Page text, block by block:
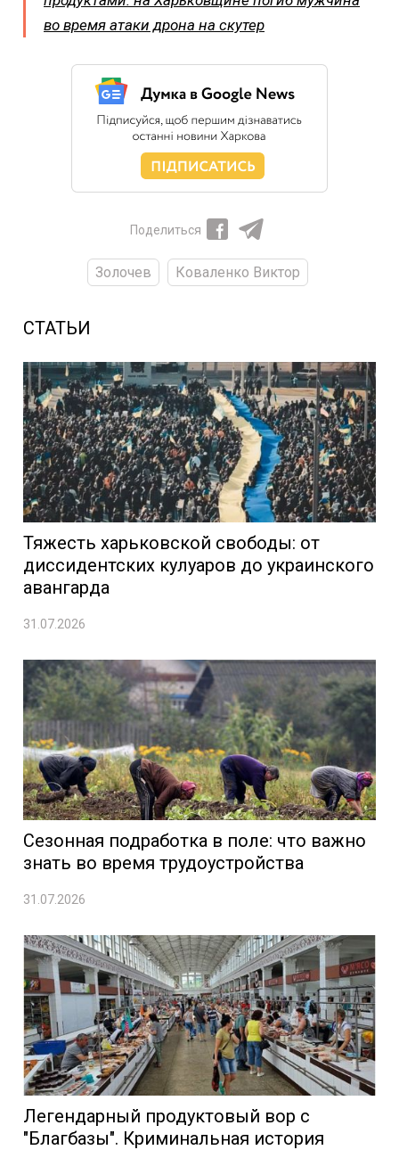
во время атаки дрона на скутер
Поделиться
Золочев Коваленко Виктор
СТАТЬИ
Тяжесть харьковской свободы: от
диссидентских кулуаров до украинского
авангарда
31.07.2026
Сезонная подработка в поле: что важно
знать во время трудоустройства
31.07.2026
Легендарный продуктовый вор с
"Благбазы". Криминальная история